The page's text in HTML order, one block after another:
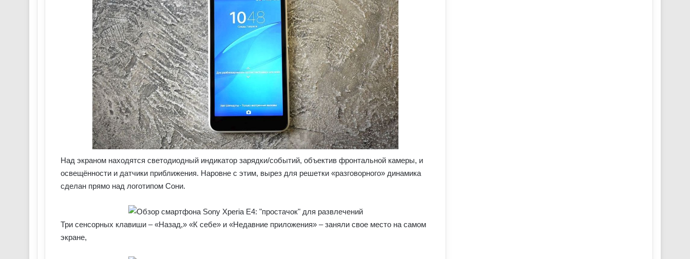
Над экраном находятся светодиодный индикатор зарядки/событий, объектив фронтальной камеры, и
освещённости и датчики приближения. Наровне с этим, вырез для решетки «разговорного» динамика
сделан прямо над логотипом Сони.
Три сенсорных клавиши – «Назад,» «К себе» и «Недавние приложения» – заняли свое место на самом
экране,